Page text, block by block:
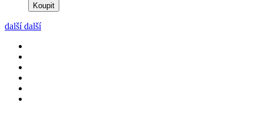
Koupit
další další